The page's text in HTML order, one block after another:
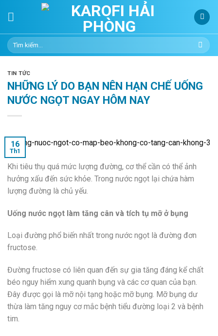
Tìm
kiếm:
TIN TỨC
NHỮNG LÝ DO BẠN NÊN HẠN CHẾ UỐNG
NƯỚC NGỌT NGAY HÔM NAY
16
Th1
Khi tiêu thụ quá mức lượng đường, cơ thể cần có thể ảnh
hưởng xấu đến sức khỏe. Trong nước ngọt lại chứa hàm
lượng đường là chủ yếu.
Uống nước ngọt làm tăng cân và tích tụ mỡ ở bụng
Loại đường phổ biến nhất trong nước ngọt là đường đơn
fructose.
Đường fructose có liên quan đến sự gia tăng đáng kể chất
béo nguy hiểm xung quanh bụng và các cơ quan của bạn.
Đây được gọi là mỡ nội tạng hoặc mỡ bụng. Mỡ bụng dư
thừa làm tăng nguy cơ mắc bệnh tiểu đường loại 2 và bệnh
tim.